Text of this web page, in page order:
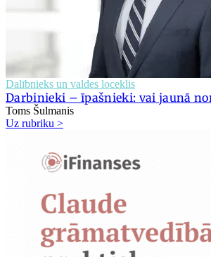
Dalībnieks un valdes loceklis
Darbinieki – īpašnieki: vai jaunā
Toms Šulmanis
Uz rubriku >